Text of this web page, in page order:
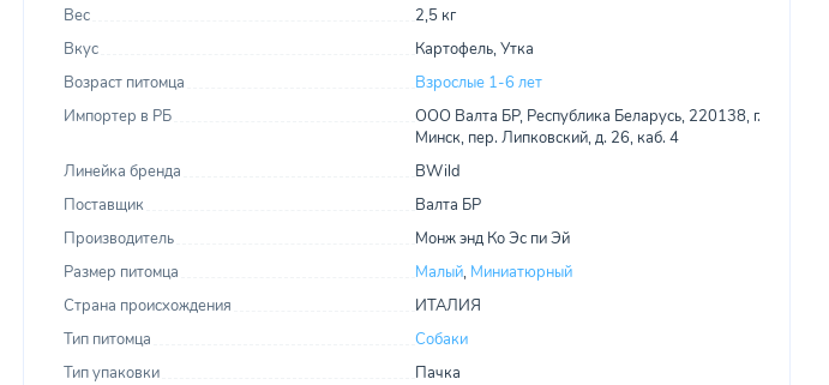
Вес
2,5 кг
Вкус
Картофель, Утка
Возраст питомца
Взрослые 1-6 лет
Импортер в РБ
ООО Валта БР, Республика Беларусь, 220138, г.
Минск, пер. Липковский, д. 26, каб. 4
Линейка бренда
BWild
Поставщик
Валта БР
Производитель
Монж энд Ко Эс пи Эй
Размер питомца
Малый, Миниатюрный
Страна происхождения
ИТАЛИЯ
Тип питомца
Собаки
Тип упаковки
Пачка